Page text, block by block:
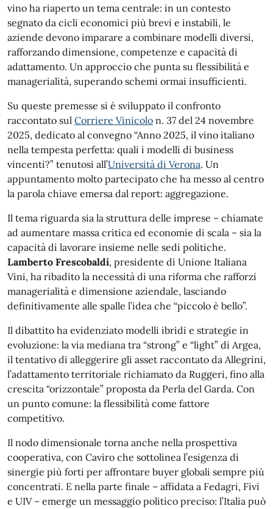
vino ha riaperto un tema centrale: in un contesto
segnato da cicli economici più brevi e instabili, le
aziende devono imparare a combinare modelli diversi,
rafforzando dimensione, competenze e capacità di
adattamento. Un approccio che punta su flessibilità e
managerialità, superando schemi ormai insufficienti.
Su queste premesse si è sviluppato il confronto
raccontato sul Corriere Vinicolo n. 37 del 24 novembre
2025, dedicato al convegno “Anno 2025, il vino italiano
nella tempesta perfetta: quali i modelli di business
vincenti?” tenutosi all’Università di Verona. Un
appuntamento molto partecipato che ha messo al centro
la parola chiave emersa dal report: aggregazione.
Il tema riguarda sia la struttura delle imprese – chiamate
ad aumentare massa critica ed economie di scala – sia la
capacità di lavorare insieme nelle sedi politiche.
Lamberto Frescobaldi, presidente di Unione Italiana
Vini, ha ribadito la necessità di una riforma che rafforzi
managerialità e dimensione aziendale, lasciando
definitivamente alle spalle l’idea che “piccolo è bello”.
Il dibattito ha evidenziato modelli ibridi e strategie in
evoluzione: la via mediana tra “strong” e “light” di Argea,
il tentativo di alleggerire gli asset raccontato da Allegrini,
l’adattamento territoriale richiamato da Ruggeri, fino alla
crescita “orizzontale” proposta da Perla del Garda. Con
un punto comune: la flessibilità come fattore
competitivo.
Il nodo dimensionale torna anche nella prospettiva
cooperativa, con Caviro che sottolinea l’esigenza di
sinergie più forti per affrontare buyer globali sempre più
concentrati. E nella parte finale – affidata a Fedagri, Fivi
e UIV – emerge un messaggio politico preciso: l’Italia può